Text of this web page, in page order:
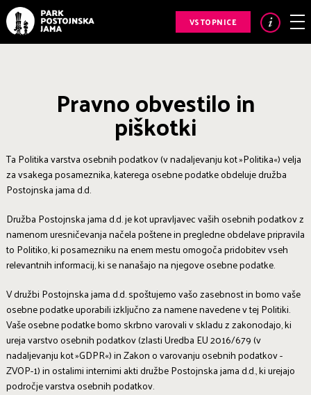
VSTOPNICE
Pravno obvestilo in
piškotki
Ta Politika varstva osebnih podatkov (v nadaljevanju kot »Politika«) velja
za vsakega posameznika, katerega osebne podatke obdeluje družba
Postojnska jama d.d.
Družba Postojnska jama d.d. je kot upravljavec vaših osebnih podatkov z
namenom uresničevanja načela poštene in pregledne obdelave pripravila
to Politiko, ki posamezniku na enem mestu omogoča pridobitev vseh
relevantnih informacij, ki se nanašajo na njegove osebne podatke.
V družbi Postojnska jama d.d. spoštujemo vašo zasebnost in bomo vaše
osebne podatke uporabili izključno za namene navedene v tej Politiki.
Vaše osebne podatke bomo skrbno varovali v skladu z zakonodajo, ki
ureja varstvo osebnih podatkov (zlasti Uredba EU 2016/679 (v
nadaljevanju kot »GDPR«) in Zakon o varovanju osebnih podatkov -
ZVOP-1) in ostalimi internimi akti družbe Postojnska jama d.d., ki urejajo
področje varstva osebnih podatkov.